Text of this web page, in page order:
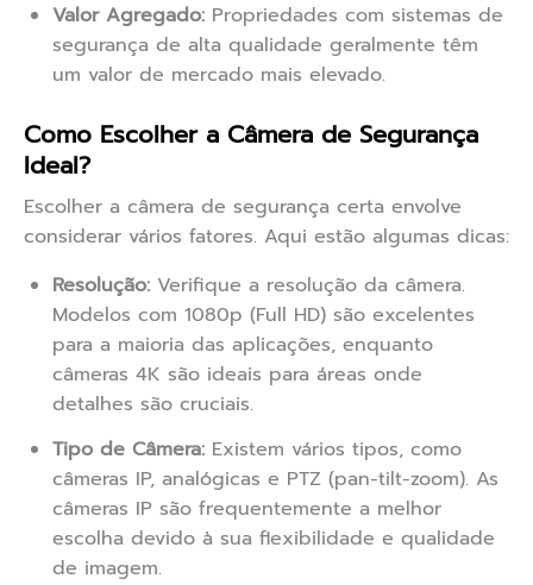
Valor Agregado: Propriedades com sistemas de
segurança de alta qualidade geralmente têm
um valor de mercado mais elevado.
Como Escolher a Câmera de Segurança
Ideal?
Escolher a câmera de segurança certa envolve
considerar vários fatores. Aqui estão algumas dicas:
Resolução: Verifique a resolução da câmera.
Modelos com 1080p (Full HD) são excelentes
para a maioria das aplicações, enquanto
câmeras 4K são ideais para áreas onde
detalhes são cruciais.
Tipo de Câmera: Existem vários tipos, como
câmeras IP, analógicas e PTZ (pan-tilt-zoom). As
câmeras IP são frequentemente a melhor
escolha devido à sua flexibilidade e qualidade
de imagem.